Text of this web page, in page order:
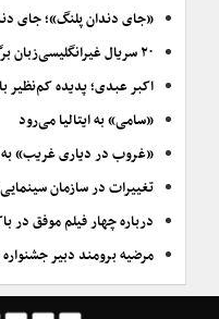
«جای دندان پلنگ»؛ جای
۲۰ سریال غیرانگلیسی‌زبان برگزیده سال‌های اخیر
اکبر عبدی؛ پدیده کم‌نظیر
«سامی» به ایتالیا می‌رود
«غروب در دیاری غریب» به
تغییرات در سازمان
درباره چهار فیلم موفق در باکس آفیس ۲۰۲۶/
مرضیه برومند دبیر